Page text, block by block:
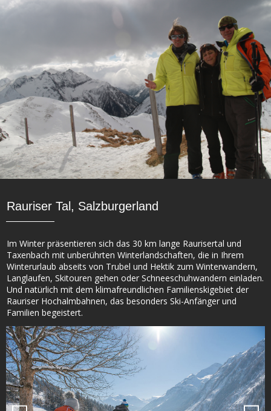
Rauriser Tal, Salzburgerland
Im Winter präsentieren sich das 30 km lange Raurisertal und
Taxenbach mit unberührten Winterlandschaften, die in Ihrem
Winterurlaub abseits von Trubel und Hektik zum Winterwandern,
Langlaufen, Skitouren gehen oder Schneeschuhwandern einladen.
Und natürlich mit dem klimafreundlichen Familienskigebiet der
Rauriser Hochalmbahnen, das besonders Ski-Anfänger und
Familien begeistert.